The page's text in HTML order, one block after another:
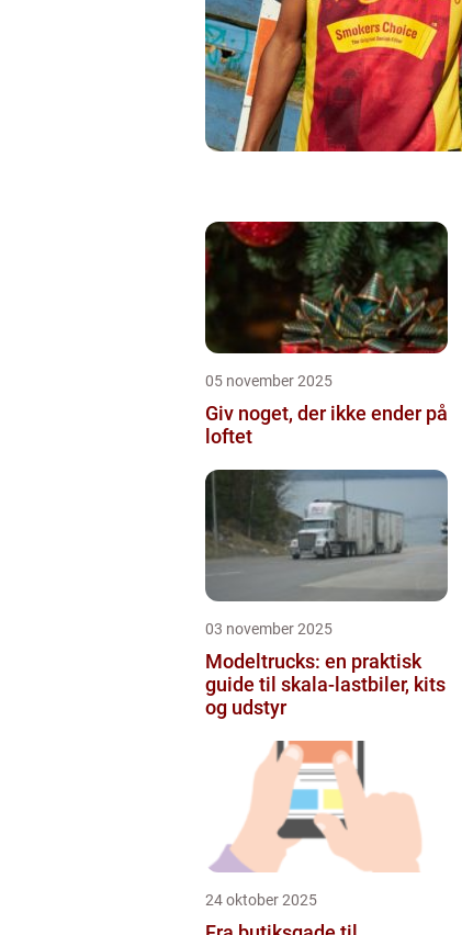
05 november 2025
Giv noget, der ikke ender på
loftet
03 november 2025
Modeltrucks: en praktisk
guide til skala-lastbiler, kits
og udstyr
24 oktober 2025